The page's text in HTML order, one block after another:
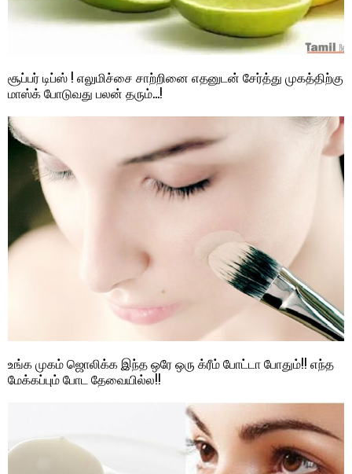
சூப்பர் டிப்ஸ் ! எலுமிச்சை சாற்றினை எதனுடன் சேர்த்து முகத்திற்கு
மாஸ்க் போடுவது பலன் தரும்…!
உங்க முகம் ஜொலிக்க இந்த ஒரே ஒரு க்ரீம் போட்டா போதும்!! எந்த
மேக்கப்பும் போட தேவையில்ல!!